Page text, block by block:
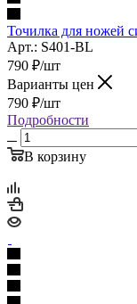
Точилка для ножей
Арт.: S401-BL
790 ₽/шт
Варианты цен
790 ₽/шт
Подробности
В корзину